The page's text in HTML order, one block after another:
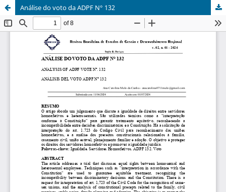
Análise do voto da ADPF N° 132